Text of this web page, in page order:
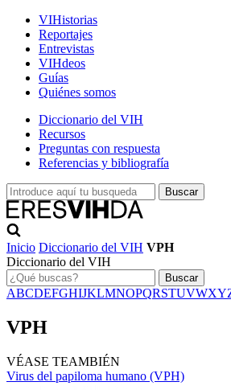
VIHistorias
Reportajes
Entrevistas
VIHdeos
Guías
Quiénes somos
Diccionario del VIH
Recursos
Preguntas con respuesta
Referencias y bibliografía
Inicio Diccionario del VIH VPH
Diccionario del VIH
Buscar
ABCDEFGHIJKLMNOPQRSTUVWXY
VPH
VÉASE TEAMBIÉN
Virus del papiloma humano (VPH)